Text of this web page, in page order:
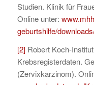
Studien. Klinik für
Online unter:
geburtshilfe/
[2]Robert Koch-
Krebsregisterdaten.
(Zervixkarzinom).